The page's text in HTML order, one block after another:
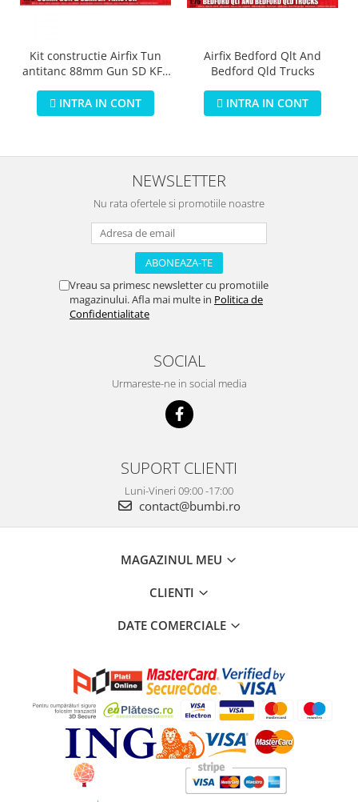
Kit constructie Airfix Tun
antitanc 88mm Gun SD KFZ
INTRA IN CONT
Airfix Bedford Qlt And
Bedford Qld Trucks
INTRA IN CONT
NEWSLETTER
Nu rata ofertele si promotiile noastre
Vreau sa primesc newsletter cu promotiile
magazinului. Afla mai multe in Politica de
Confidentialitate
SOCIAL
Urmareste-ne in social media
SUPORT CLIENTI
Luni-Vineri 09:00 -17:00
contact@bumbi.ro
MAGAZINUL MEU
CLIENTI
DATE COMERCIALE